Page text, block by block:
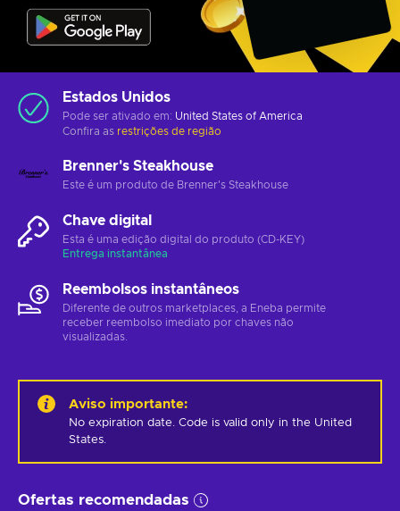
Estados Unidos
Pode ser ativado em: United States of America
Confira as restrições de região
Brenner's Steakhouse
Este é um produto de Brenner's Steakhouse
Chave digital
Esta é uma edição digital do produto (CD-KEY)
Entrega instantânea
Reembolsos instantâneos
Diferente de outros marketplaces, a Eneba permite
receber reembolso imediato por chaves não
visualizadas.
Aviso importante:
No expiration date. Code is valid only in the United
States.
Ofertas recomendadas